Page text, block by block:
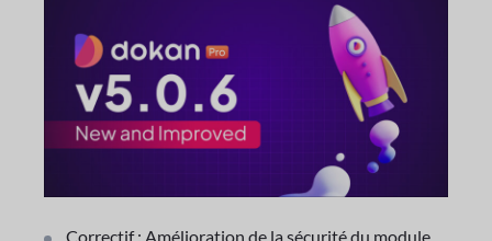
Correctif : Amélioration de la sécurité du module